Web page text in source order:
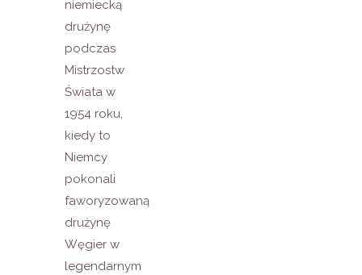
niemiecką
drużynę
podczas
Mistrzostw
Świata w
1954 roku,
kiedy to
Niemcy
pokonali
faworyzowaną
drużynę
Węgier w
legendarnym